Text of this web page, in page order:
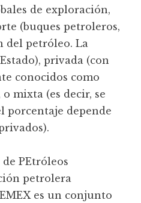
de exploración,
(buques petroleros,
del petróleo. La
privada (con
conocidos como
mixta (es decir, se
porcentaje depende
PEtróleos
petrolera
es un conjunto